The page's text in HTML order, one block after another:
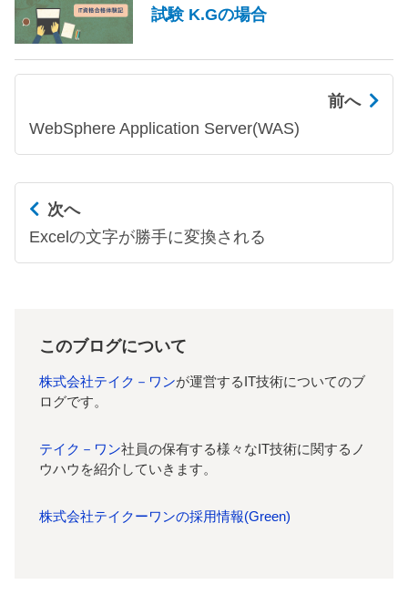
試験 K.Gの場合
前へ
WebSphere Application Server(WAS)
次へ
Excelの文字が勝手に変換される
このブログについて
株式会社テイク－ワンが運営するIT技術についてのブ
ログです。
テイク－ワン社員の保有する様々なIT技術に関するノ
ウハウを紹介していきます。
株式会社テイクーワンの採用情報(Green)